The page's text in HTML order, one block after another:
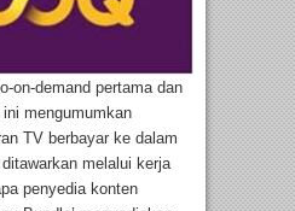
on-demand pertama dan
mengumumkan
TV berbayar ke dalam
melalui kerja
penyedia konten